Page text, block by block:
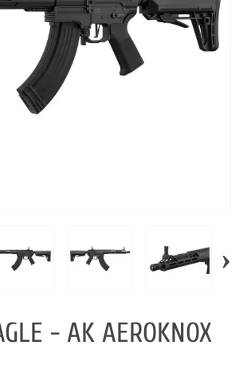
›
- AK AEROKNOX